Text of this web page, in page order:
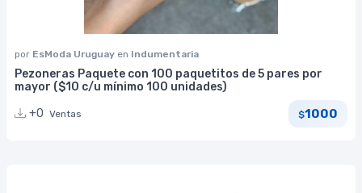
por EsModa Uruguay en Indumentaria
Pezoneras Paquete con 100 paquetitos de 5 pares por
mayor ($10 c/u mínimo 100 unidades)
+0 Ventas $1000